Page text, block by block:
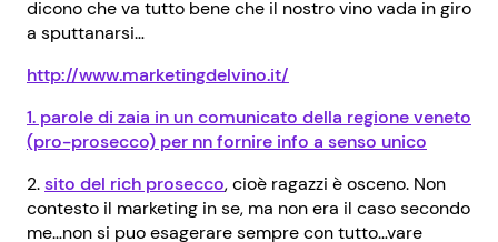
dicono che va tutto bene che il nostro vino vada in giro
a sputtanarsi…
http://www.marketingdelvino.it/
1. parole di zaia in un comunicato della regione veneto
(pro-prosecco) per nn fornire info a senso unico
2.sito del rich prosecco, cioè ragazzi è osceno. Non
contesto il marketing in se, ma non era il caso secondo
me…non si puo esagerare sempre con tutto…vare